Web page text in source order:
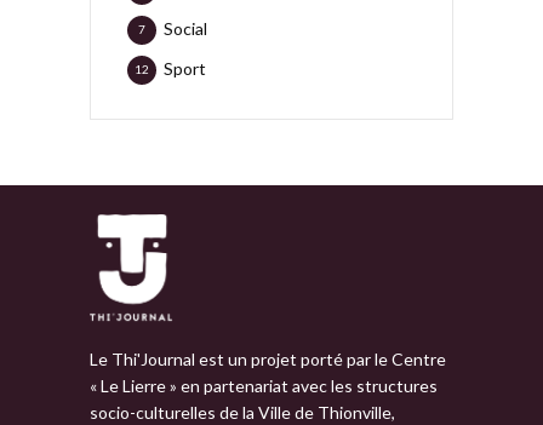
Social
7
Sport
12
Le Thi'Journal est un projet porté par le Centre
« Le Lierre » en partenariat avec les structures
socio-culturelles de la Ville de Thionville,